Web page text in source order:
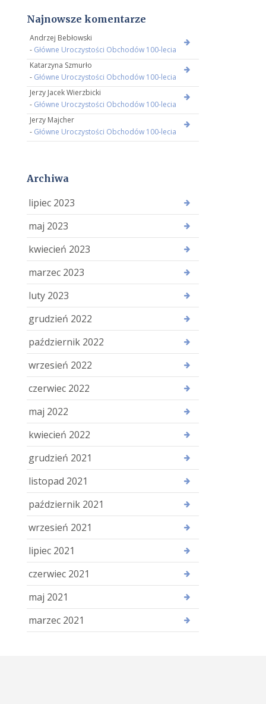
Najnowsze komentarze
Andrzej Bebłowski
- Główne Uroczystości Obchodów 100-lecia
Katarzyna Szmurło
- Główne Uroczystości Obchodów 100-lecia
Jerzy Jacek Wierzbicki
- Główne Uroczystości Obchodów 100-lecia
Jerzy Majcher
- Główne Uroczystości Obchodów 100-lecia
Archiwa
lipiec 2023
maj 2023
kwiecień 2023
marzec 2023
luty 2023
grudzień 2022
październik 2022
wrzesień 2022
czerwiec 2022
maj 2022
kwiecień 2022
grudzień 2021
listopad 2021
październik 2021
wrzesień 2021
lipiec 2021
czerwiec 2021
maj 2021
marzec 2021